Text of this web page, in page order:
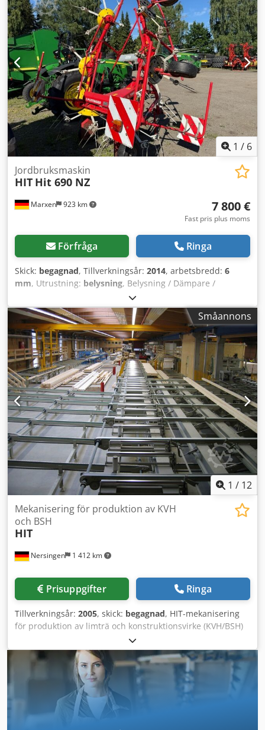
tvärgående, höj- och sänkbar. Barklucka. Drift med SEW
växelmotor med broms. Bågtransportör skruvad i två delar
för transport. Demonterad och fritt lastad på lastbil.
Perfekt före dubbelsåg eller staplingsanläggning. Djdpfxexl
Edio Aa Uskr
1 / 6
Marxen 923 km
Jordbruksmaskin
HIT Hit 690 NZ
7 800 €
Fast pris plus moms
Förfråga Ringa
Skick: begagnad, Tillverkningsår: 2014, arbetsbredd: 6
mm, Utrustning: belysning, Belysning / Dämpare /
Mekanisk sneddrift / / / Dkjdeyahgdspfx Aa Uer
Småannons
1 / 12
Nersingen 1 412 km
Mekanisering för produktion av KVH
och BSH
HIT
Prisuppgifter Ringa
Tillverkningsår: 2005, skick: begagnad, HIT-mekanisering
för produktion av limträ och konstruktionsvirke (KVH/BSH)
för komponenter upp till 600 mm bredd, 300 mm höjd, 18
m längd bestående av olika komponenter Dksdpfx
Aepiurmoa Usr kan säljas enskilt eller som komplett
system - Tväravläggare för skikt - Diverse tvärtransportörer
- Arbetsstyckets rullbanor - Tunga rullbanor - 5 lyftbord,
vardera med 2 tvärtransportörer monterade på
förflyttningsvagnar - Staplingsmaskin - Kopplingsskåp -